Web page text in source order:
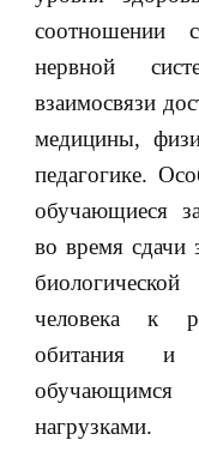
соотношении
нервной
взаимосвязи
медицины,
педагогике.
обучающиеся
во время сдачи
человека к
обитания и
нагрузками.